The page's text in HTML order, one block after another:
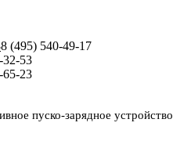
8 (495) 540-49-17
32-53
65-23
пуско-зарядное устройство